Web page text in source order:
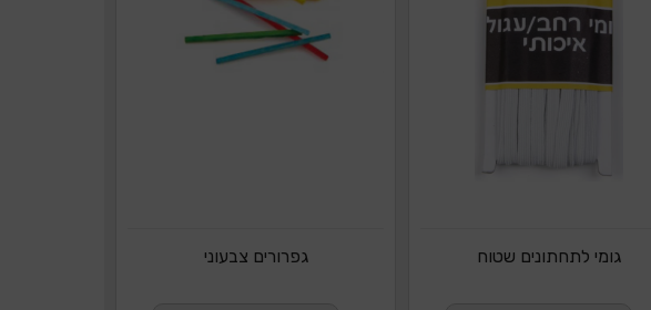
גומי לתחתונים שטוח גפרורים צבעוני